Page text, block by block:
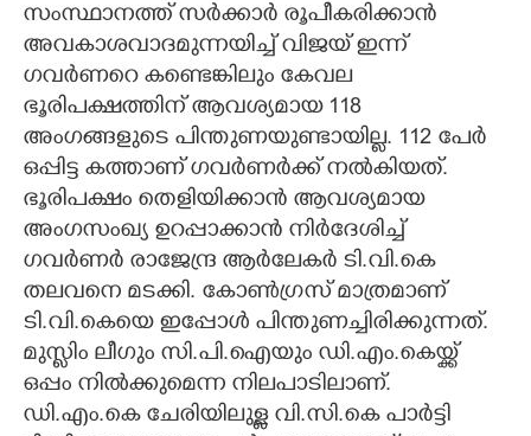
സംസ്ഥാനത്ത് സർക്കാർ രൂപീകരിക്കാൻ
അവകാശവാദമുന്നയിച്ച് വിജയ് ഇന്ന്
ഗവർണറെ കണ്ടെങ്കിലും കേവല
ഭൂരിപക്ഷത്തിന് ആവശ്യമായ 118
അംഗങ്ങളുടെ പിന്തുണയുണ്ടായില്ല. 112 പേർ
ഒപ്പിട്ട കത്താണ് ഗവർണർക്ക് നൽകിയത്.
ഭൂരിപക്ഷം തെളിയിക്കാൻ ആവശ്യമായ
അംഗസംഖ്യ ഉറപ്പാക്കാൻ നിർദേശിച്ച്
ഗവർണർ രാജേന്ദ്ര ആർലേകർ ടി.വി.കെ
തലവനെ മടക്കി. കോൺഗ്രസ് മാത്രമാണ്
ടി.വി.കെയെ ഇപ്പോൾ പിന്തുണച്ചിരിക്കുന്നത്.
മുസ്ലിം ലീഗും സി.പി.ഐയും ഡി.എം.കെയ്ക്ക്
ഒപ്പം നിൽക്കുമെന്ന നിലപാടിലാണ്.
ഡി.എം.കെ ചേരിയിലുള്ള വി.സി.കെ പാർട്ടി